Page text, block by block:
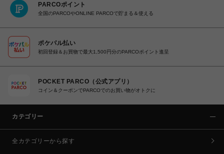
PARCOポイント
全国のPARCOやONLINE PARCOで貯まる＆使える
ポケパル払い
初回登録＆お買物で最大1,500円分のPARCOポイント進呈
POCKET PARCO（公式アプリ）
コイン＆クーポンでPARCOでのお買い物がオトクに
カテゴリー
全カテゴリーから探す